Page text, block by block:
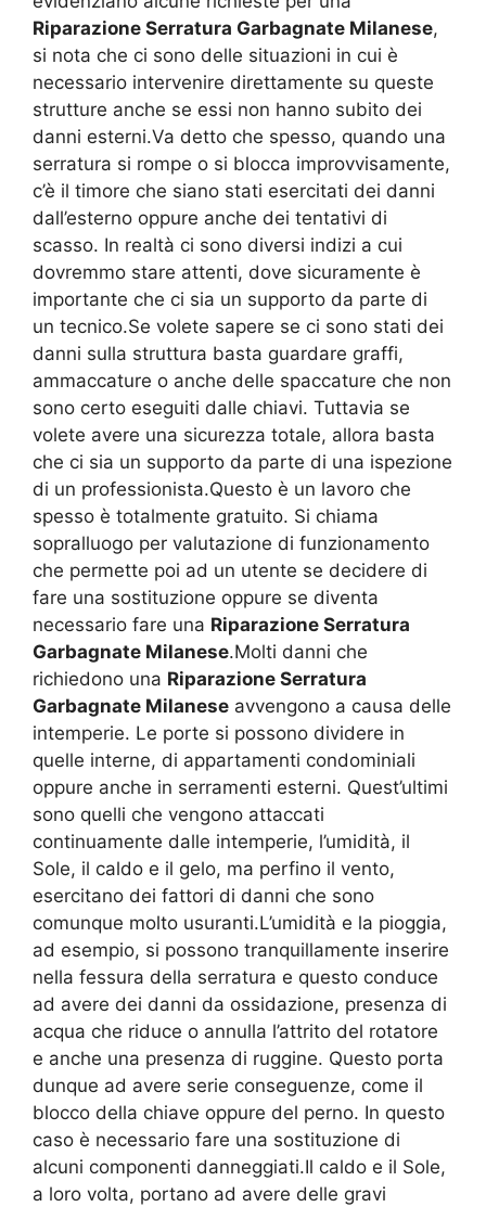
Riparazione Serratura Garbagnate Milanese,
si nota che ci sono delle situazioni in cui è
necessario intervenire direttamente su queste
strutture anche se essi non hanno subito dei
danni esterni.Va detto che spesso, quando una
serratura si rompe o si blocca improvvisamente,
c’è il timore che siano stati esercitati dei danni
dall’esterno oppure anche dei tentativi di
scasso. In realtà ci sono diversi indizi a cui
dovremmo stare attenti, dove sicuramente è
importante che ci sia un supporto da parte di
un tecnico.Se volete sapere se ci sono stati dei
danni sulla struttura basta guardare graffi,
ammaccature o anche delle spaccature che non
sono certo eseguiti dalle chiavi. Tuttavia se
volete avere una sicurezza totale, allora basta
che ci sia un supporto da parte di una ispezione
di un professionista.Questo è un lavoro che
spesso è totalmente gratuito. Si chiama
sopralluogo per valutazione di funzionamento
che permette poi ad un utente se decidere di
fare una sostituzione oppure se diventa
necessario fare una Riparazione Serratura
Garbagnate Milanese.Molti danni che
richiedono una Riparazione Serratura
Garbagnate Milanese avvengono a causa delle
intemperie. Le porte si possono dividere in
quelle interne, di appartamenti condominiali
oppure anche in serramenti esterni. Quest’ultimi
sono quelli che vengono attaccati
continuamente dalle intemperie, l’umidità, il
Sole, il caldo e il gelo, ma perfino il vento,
esercitano dei fattori di danni che sono
comunque molto usuranti.L’umidità e la pioggia,
ad esempio, si possono tranquillamente inserire
nella fessura della serratura e questo conduce
ad avere dei danni da ossidazione, presenza di
acqua che riduce o annulla l’attrito del rotatore
e anche una presenza di ruggine. Questo porta
dunque ad avere serie conseguenze, come il
blocco della chiave oppure del perno. In questo
caso è necessario fare una sostituzione di
alcuni componenti danneggiati.Il caldo e il Sole,
a loro volta, portano ad avere delle gravi